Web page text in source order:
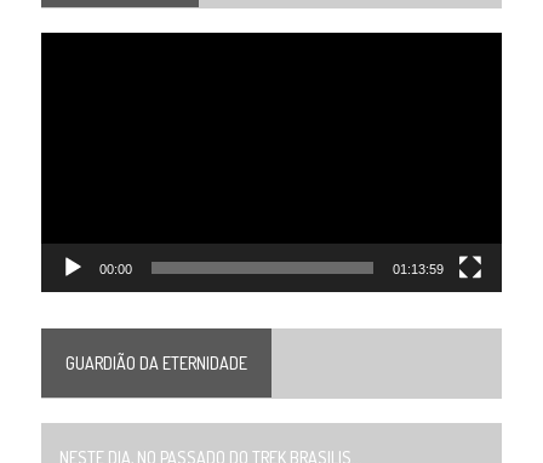
00:00 01:13:59
GUARDIÃO DA ETERNIDADE
NESTE DIA, NO PASSADO DO TREK BRASILIS...